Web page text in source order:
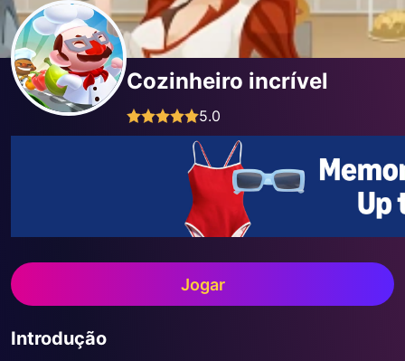
Cozinheiro incrível
5.0
Jogar
Introdução